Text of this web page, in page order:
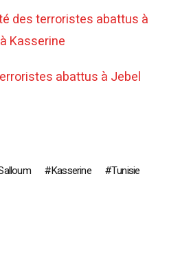
des terroristes abattus à
Kasserine
abattus à Jebel
Kasserine Tunisie